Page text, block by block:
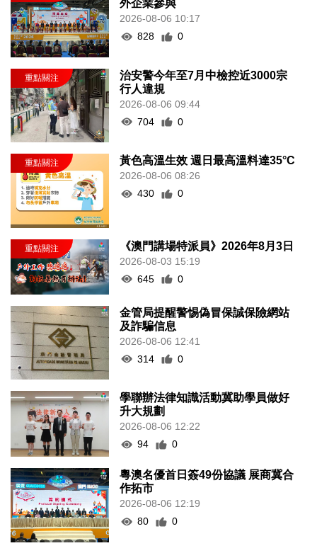
外企業參與
2026-08-06 10:17
828
0
治安警今年至7月中檢控近3000宗
行人違規
2026-08-06 09:44
704
0
黃色高溫生效 週日最高溫料達35°C
2026-08-06 08:26
430
0
《澳門講場特派員》2026年8月3日
2026-08-03 15:19
645
0
金管局提醒警惕偽冒保誠保險網站
及詐騙信息
2026-08-06 12:41
314
0
學聯辦法律知識活動冀助學員做好
升大規劃
2026-08-06 12:22
94
0
粵澳名優首日簽49份協議 展商冀合
作拓市
2026-08-06 12:19
80
0